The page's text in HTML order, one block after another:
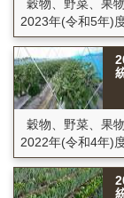
穀物、野菜、果
2023年(令和5年)
穀物、野菜、果
2022年(令和4年)